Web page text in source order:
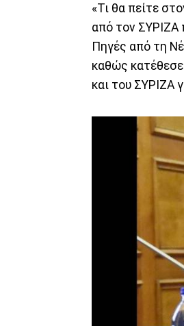
«Τι θα πείτε
από τον ΣΥΡΙΖΑ
Πηγές από τη
καθώς
και του ΣΥΡΙΖΑ